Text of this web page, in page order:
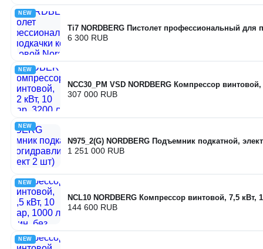
NEW
Ti7 NORDBERG Пистолет профессиональный для
6 300 RUB
NEW
NCC30_PM VSD NORDBERG Компрессор
307 000 RUB
NEW
N975_2(G) NORDBERG Подъемник подкатной,
1 251 000 RUB
NEW
NCL10 NORDBERG Компрессор винтовой, 7,5 кВт,
144 600 RUB
NEW